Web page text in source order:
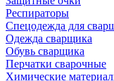
Респираторы
Спецодежда для
Одежда сварщика
Обувь сварщика
Перчатки сварочные
Химические